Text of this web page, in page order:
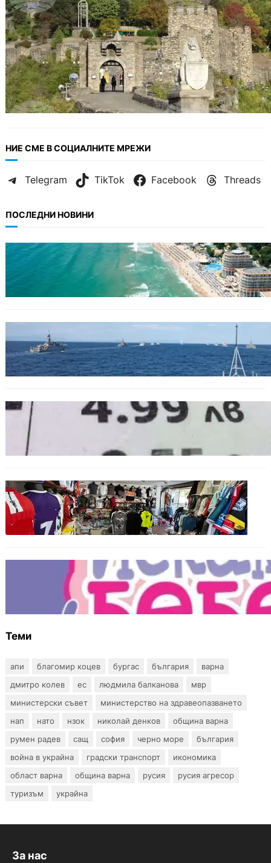
НИЕ СМЕ В СОЦИАЛНИТЕ МРЕЖИ
Telegram TikTok Facebook Threads
ПОСЛЕДНИ НОВИНИ
ИКОНОМИКА
Интерактивна карта показва всички водни
бази по Черноморието
Нов минен ловец за българския флот
пристига до края на годината
БЪЛГАРИЯ
Левът изчезва от етикетите: Търговците
БЪЛГАРИЯ
Иззеха фалшиви стоки за близо 650 000
евро при акция във Варна и „Златни
пясъци“
Инвитро подкрепата под въпрос? „Искам
бебе“ се обяви срещу прехвърлянето на
Центъра към НЗОК
Теми
апи благомир коцев бургас българия
варна
дмитро колев
ес людмила балканова
мвр
министерски съвет
министерство на здравеопазването
нап
нато нзок николай денков
община варна
румен радев
сащ софия черно море
българия
война в украйна
градски транспорт
икономика
област варна
община варна русия
русия агресор
туризъм
украйна
За нас